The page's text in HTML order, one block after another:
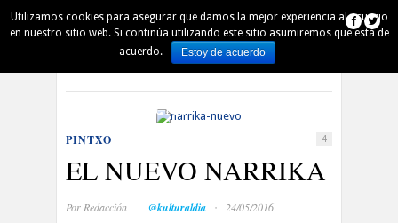
AUSKALO DENBORAPASA PINTXO
AGENDA MÚSICA
LECTURA
Español
PINTXO 4
EL NUEVO NARRIKA
Por Redacción @kulturaldia · 24/05/2016
Utilizamos cookies para asegurar que damos la mejor experiencia al usuario
en nuestro sitio web. Si continúa utilizando este sitio asumiremos que está de
acuerdo.
Estoy de acuerdo